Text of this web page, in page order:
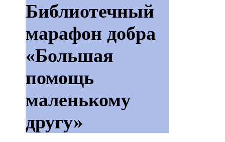
Библиотечный
марафон добра
«Большая
помощь
маленькому
другу»